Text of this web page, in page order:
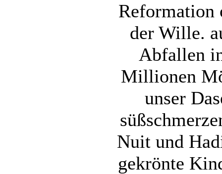
Reformation
der Wille.
Abfallen
Millionen
unser
Nuit und
gekrönte